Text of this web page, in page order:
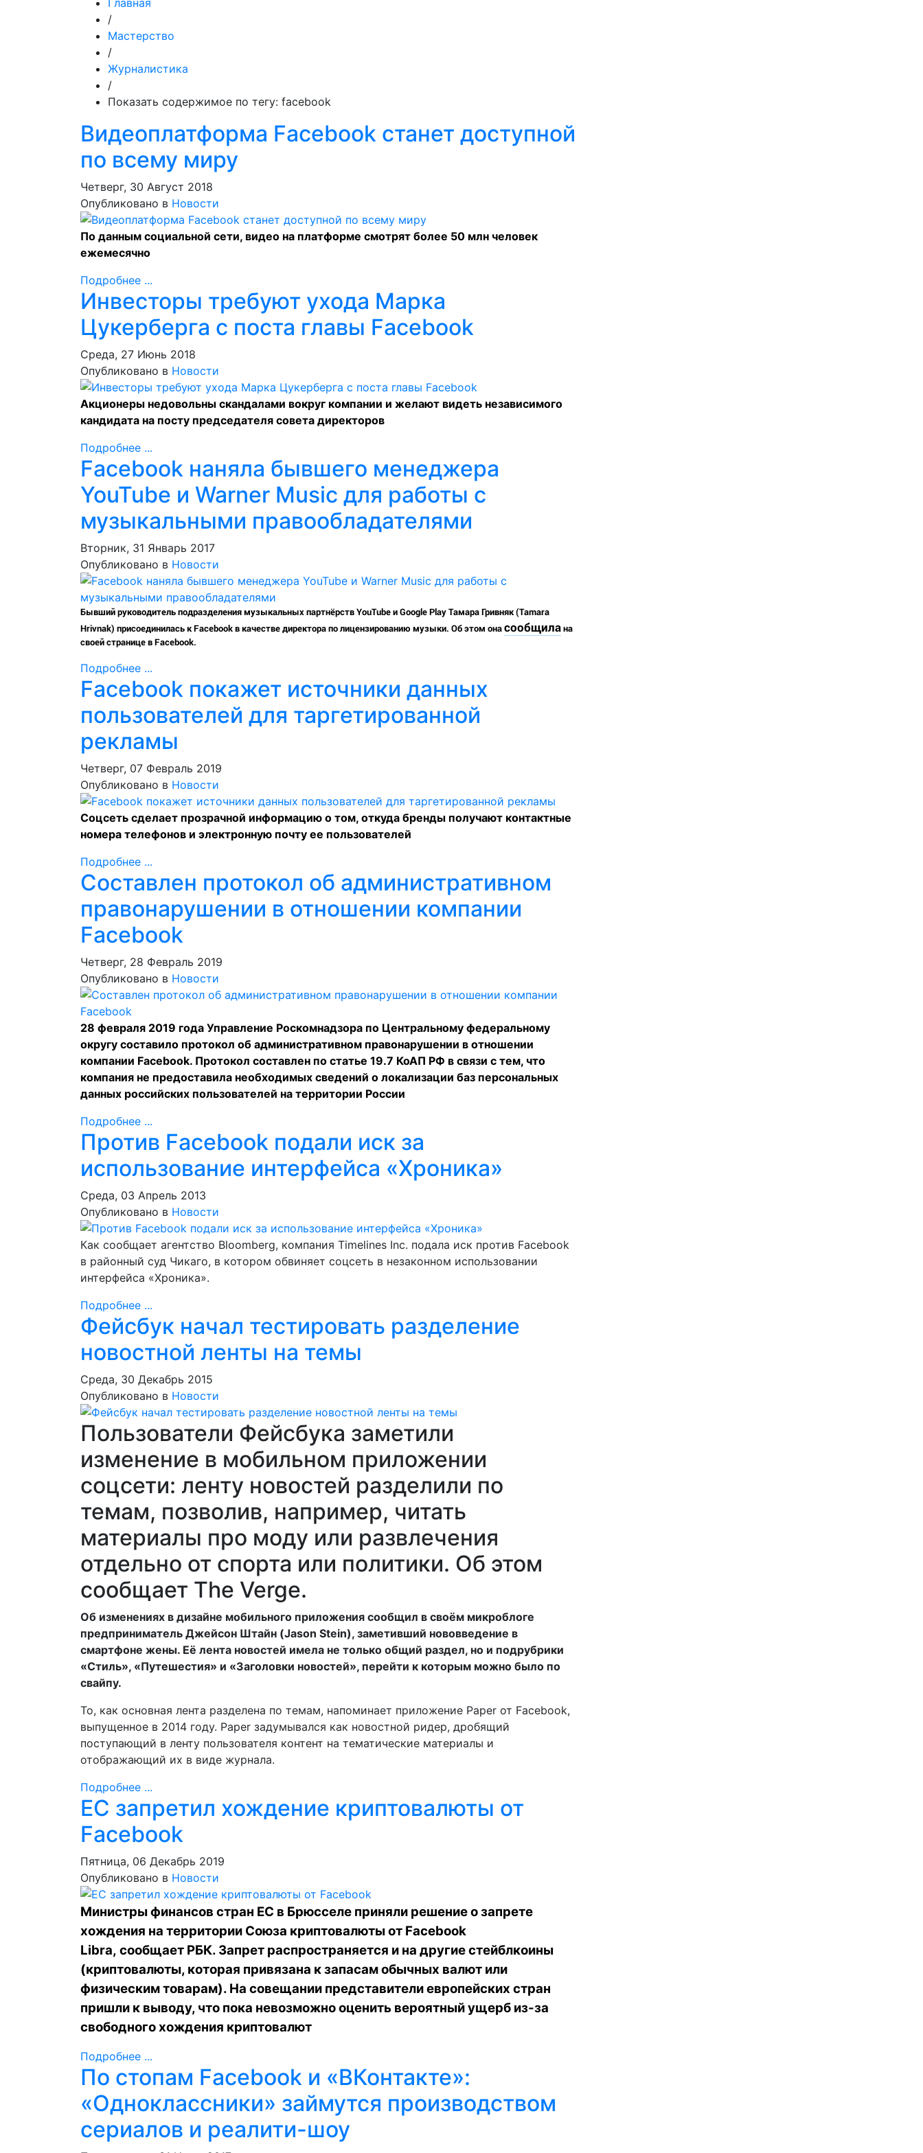
Главная
/
Мастерство
/
Журналистика
/
Показать содержимое по тегу: facebook
Видеоплатформа Facebook станет доступной
по всему миру
Четверг, 30 Август 2018
Опубликовано в Новости
По данным социальной сети, видео на платформе смотрят более 50 млн человек
ежемесячно
Подробнее ...
Инвесторы требуют ухода Марка
Цукерберга с поста главы Facebook
Среда, 27 Июнь 2018
Опубликовано в Новости
Акционеры недовольны скандалами вокруг компании и желают видеть независимого
кандидата на посту председателя совета директоров
Подробнее ...
Facebook наняла бывшего менеджера
YouTube и Warner Music для работы с
музыкальными правообладателями
Вторник, 31 Январь 2017
Опубликовано в Новости
Бывший руководитель подразделения музыкальных партнёрств YouTube и Google Play Тамара Гривняк (Tamara
Hrivnak) присоединилась к Facebook в качестве директора по лицензированию музыки. Об этом онасообщилана
своей странице в Facebook.
Подробнее ...
Facebook покажет источники данных
пользователей для таргетированной
рекламы
Четверг, 07 Февраль 2019
Опубликовано в Новости
Соцсеть сделает прозрачной информацию о том, откуда бренды получают контактные
номера телефонов и электронную почту ее пользователей
Подробнее ...
Составлен протокол об административном
правонарушении в отношении компании
Facebook
Четверг, 28 Февраль 2019
Опубликовано в Новости
28 февраля 2019 года Управление Роскомнадзора по Центральному федеральному
округу составило протокол об административном правонарушении в отношении
компании Facebook. Протокол составлен по статье 19.7 КоАП РФ в связи с тем, что
компания не предоставила необходимых сведений о локализации баз персональных
данных российских пользователей на территории России
Подробнее ...
Против Facebook подали иск за
использование интерфейса «Хроника»
Среда, 03 Апрель 2013
Опубликовано в Новости
Как сообщает агентство Bloomberg, компания Timelines Inc. подала иск против Facebook
в районный суд Чикаго, в котором обвиняет соцсеть в незаконном использовании
интерфейса «Хроника».
Подробнее ...
Фейсбук начал тестировать разделение
новостной ленты на темы
Среда, 30 Декабрь 2015
Опубликовано в Новости
Пользователи Фейсбука заметили
изменение в мобильном приложении
соцсети: ленту новостей разделили по
темам, позволив, например, читать
материалы про моду или развлечения
отдельно от спорта или политики. Об этом
сообщает The Verge.
Об изменениях в дизайне мобильного приложения сообщил в своём микроблоге
предприниматель Джейсон Штайн (Jason Stein), заметивший нововведение в
смартфоне жены. Её лента новостей имела не только общий раздел, но и подрубрики
«Стиль», «Путешестия» и «Заголовки новостей», перейти к которым можно было по
свайпу.
То, как основная лента разделена по темам, напоминает приложение Paper от Facebook,
выпущенное в 2014 году. Paper задумывался как новостной ридер, дробящий
поступающий в ленту пользователя контент на тематические материалы и
отображающий их в виде журнала.
Подробнее ...
ЕС запретил хождение криптовалюты от
Facebook
Пятница, 06 Декабрь 2019
Опубликовано в Новости
Министры финансов стран ЕС в Брюсселе приняли решение о запрете
хождения на территории Союза криптовалюты от Facebook
Libra, сообщает РБК. Запрет распространяется и на другие стейблкоины
(криптовалюты, которая привязана к запасам обычных валют или
физическим товарам). На совещании представители европейских стран
пришли к выводу, что пока невозможно оценить вероятный ущерб из-за
свободного хождения криптовалют
Подробнее ...
По стопам Facebook и «ВКонтакте»:
«Одноклассники» займутся производством
сериалов и реалити-шоу